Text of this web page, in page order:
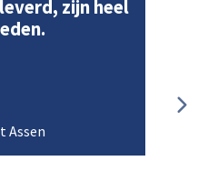
zijn heel
Assen